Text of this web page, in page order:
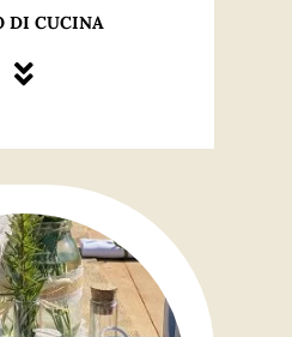
DI CUCINA